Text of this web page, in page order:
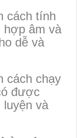
cách tính
hợp âm và
dễ và
cách chạy
được
và